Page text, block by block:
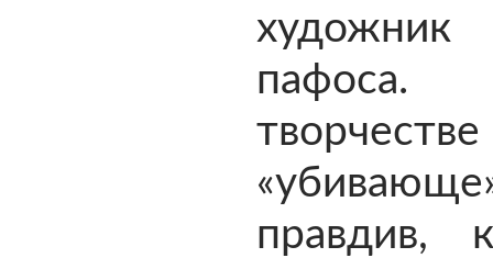
правдив,